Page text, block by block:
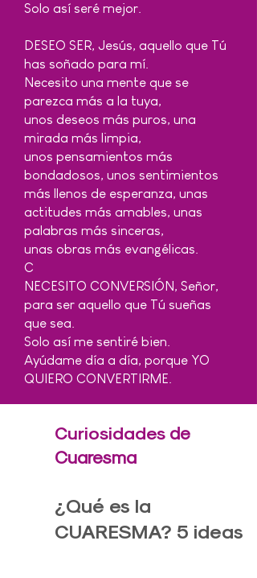
Solo así seré mejor.
DESEO SER, Jesús, aquello que Tú
has soñado para mí.
Necesito una mente que se
parezca más a la tuya,
unos deseos más puros, una
mirada más limpia,
unos pensamientos más
bondadosos, unos sentimientos
más llenos de esperanza, unas
actitudes más amables, unas
palabras más sinceras,
unas obras más evangélicas.
C
NECESITO CONVERSIÓN, Señor,
para ser aquello que Tú sueñas
que sea.
Solo así me sentiré bien.
Ayúdame día a día, porque YO
QUIERO CONVERTIRME.
Curiosidades de
Cuaresma
¿Qué es la
CUARESMA? 5 ideas